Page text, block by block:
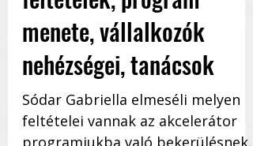
feltételek, program
menete, vállalkozók
nehézségei, tanácsok
Sódar Gabriella elmeséli melyen